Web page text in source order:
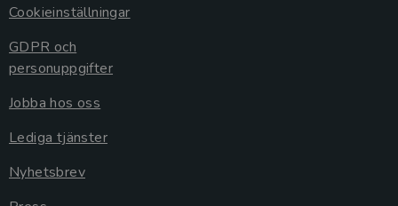
Cookieinställningar
GDPR och
personuppgifter
Jobba hos oss
Lediga tjänster
Nyhetsbrev